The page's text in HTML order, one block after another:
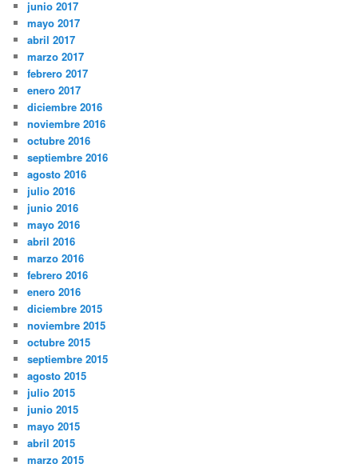
junio 2017
mayo 2017
abril 2017
marzo 2017
febrero 2017
enero 2017
diciembre 2016
noviembre 2016
octubre 2016
septiembre 2016
agosto 2016
julio 2016
junio 2016
mayo 2016
abril 2016
marzo 2016
febrero 2016
enero 2016
diciembre 2015
noviembre 2015
octubre 2015
septiembre 2015
agosto 2015
julio 2015
junio 2015
mayo 2015
abril 2015
marzo 2015